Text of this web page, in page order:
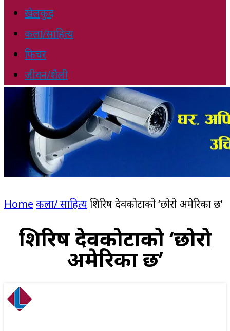
खेलकुद
कला/साहित्य
फिचर
जीवन/शैली
Home कला/ साहित्यशिरिष देवकोटाको ‘छोरो अमेरिका छ’
शिरिष देवकोटाको ‘छोरो
अमेरिका छ’